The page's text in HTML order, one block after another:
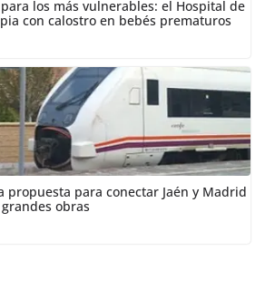
los más vulnerables: el Hospital de
con calostro en bebés prematuros
propuesta para conectar Jaén y Madrid
obras